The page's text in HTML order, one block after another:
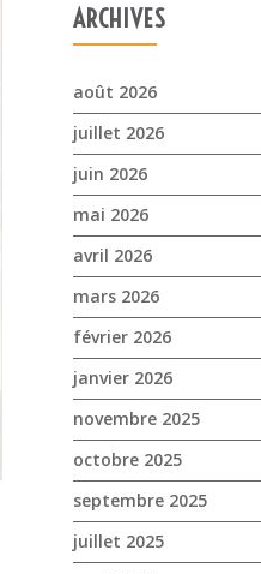
ARCHIVES
août 2026
juillet 2026
juin 2026
mai 2026
avril 2026
mars 2026
février 2026
janvier 2026
novembre 2025
octobre 2025
septembre 2025
juillet 2025